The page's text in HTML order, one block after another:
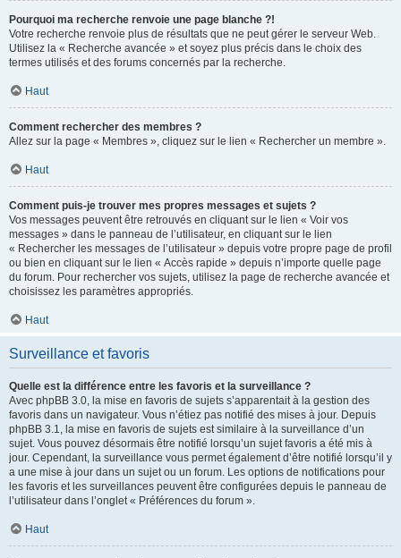
Pourquoi ma recherche renvoie une page blanche ?!
Votre recherche renvoie plus de résultats que ne peut gérer le serveur Web.
Utilisez la « Recherche avancée » et soyez plus précis dans le choix des
termes utilisés et des forums concernés par la recherche.
Haut
Comment rechercher des membres ?
Allez sur la page « Membres », cliquez sur le lien « Rechercher un membre ».
Haut
Comment puis-je trouver mes propres messages et sujets ?
Vos messages peuvent être retrouvés en cliquant sur le lien « Voir vos
messages » dans le panneau de l’utilisateur, en cliquant sur le lien
« Rechercher les messages de l’utilisateur » depuis votre propre page de profil
ou bien en cliquant sur le lien « Accès rapide » depuis n’importe quelle page
du forum. Pour rechercher vos sujets, utilisez la page de recherche avancée et
choisissez les paramètres appropriés.
Haut
Surveillance et favoris
Quelle est la différence entre les favoris et la surveillance ?
Avec phpBB 3.0, la mise en favoris de sujets s’apparentait à la gestion des
favoris dans un navigateur. Vous n’étiez pas notifié des mises à jour. Depuis
phpBB 3.1, la mise en favoris de sujets est similaire à la surveillance d’un
sujet. Vous pouvez désormais être notifié lorsqu’un sujet favoris a été mis à
jour. Cependant, la surveillance vous permet également d’être notifié lorsqu’il y
a une mise à jour dans un sujet ou un forum. Les options de notifications pour
les favoris et les surveillances peuvent être configurées depuis le panneau de
l’utilisateur dans l’onglet « Préférences du forum ».
Haut